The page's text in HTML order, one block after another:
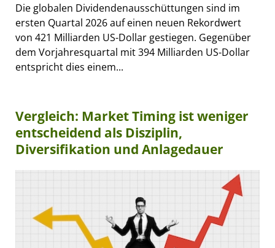
Die globalen Dividendenausschüttungen sind im
ersten Quartal 2026 auf einen neuen Rekordwert
von 421 Milliarden US-Dollar gestiegen. Gegenüber
dem Vorjahresquartal mit 394 Milliarden US-Dollar
entspricht dies einem...
Vergleich: Market Timing ist weniger
entscheidend als Disziplin,
Diversifikation und Anlagedauer